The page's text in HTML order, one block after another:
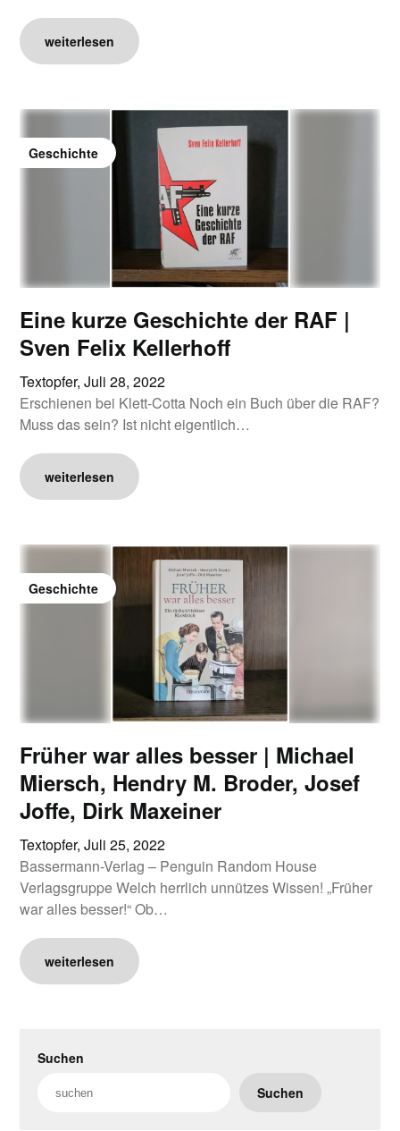
weiterlesen
Geschichte
Eine kurze Geschichte der RAF |
Sven Felix Kellerhoff
Textopfer,Juli 28, 2022
Erschienen bei Klett-Cotta Noch ein Buch über die RAF?
Muss das sein? Ist nicht eigentlich…
weiterlesen
Geschichte
Früher war alles besser | Michael
Miersch, Hendry M. Broder, Josef
Joffe, Dirk Maxeiner
Textopfer,Juli 25, 2022
Bassermann-Verlag – Penguin Random House
Verlagsgruppe Welch herrlich unnützes Wissen! „Früher
war alles besser!“ Ob…
weiterlesen
Suchen
Suchen